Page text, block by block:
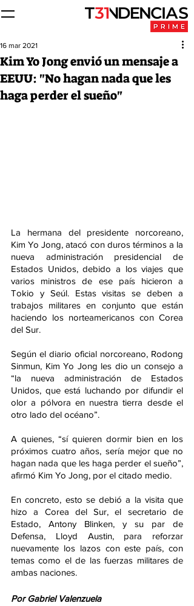
Kim Yo Jong envió un mensaje a
EEUU: "No hagan nada que les
haga perder el sueño"
16 mar 2021
La hermana del presidente norcoreano,
Kim Yo Jong, atacó con duros términos a la
nueva administración presidencial de
Estados Unidos, debido a los viajes que
varios ministros de ese país hicieron a
Tokio y Seúl. Estas visitas se deben a
trabajos militares en conjunto que están
haciendo los norteamericanos con Corea
del Sur.
Según el diario oficial norcoreano, Rodong
Sinmun, Kim Yo Jong les dio un consejo a
“la nueva administración de Estados
Unidos, que está luchando por difundir el
olor a pólvora en nuestra tierra desde el
otro lado del océano”.
A quienes, “sí quieren dormir bien en los
próximos cuatro años, sería mejor que no
hagan nada que les haga perder el sueño”,
afirmó Kim Yo Jong, por el citado medio.
En concreto, esto se debió a la visita que
hizo a Corea del Sur, el secretario de
Estado, Antony Blinken, y su par de
Defensa, Lloyd Austin, para reforzar
nuevamente los lazos con este país, con
temas como el de las fuerzas militares de
ambas naciones.
Por Gabriel Valenzuela